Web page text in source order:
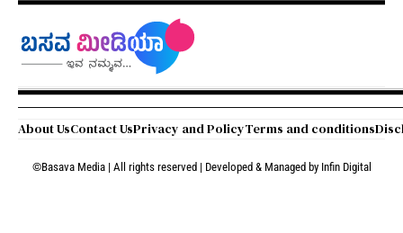
About UsContact UsPrivacy and PolicyTerms and conditions
©Basava Media | All rights reserved | Developed & Managed by Infin Digital